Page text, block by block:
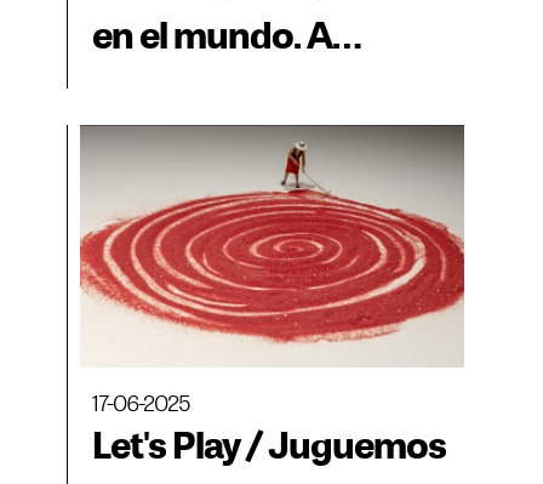
en el mundo. A
17-06-2025
Let's Play / Juguemos